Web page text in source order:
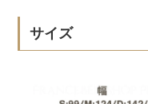
サイズ